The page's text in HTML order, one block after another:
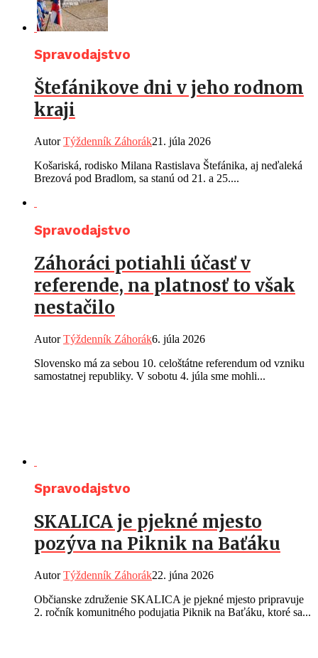
Spravodajstvo
Štefánikove dni v jeho rodnom
kraji
AutorTýždenník Záhorák21. júla 2026
Košariská, rodisko Milana Rastislava Štefánika, aj neďaleká
Brezová pod Bradlom, sa stanú od 21. a 25....
Spravodajstvo
Záhoráci potiahli účasť v
referende, na platnosť to však
nestačilo
AutorTýždenník Záhorák6. júla 2026
Slovensko má za sebou 10. celoštátne referendum od vzniku
samostatnej republiky. V sobotu 4. júla sme mohli...
Spravodajstvo
SKALICA je pjekné mjesto
pozýva na Piknik na Baťáku
AutorTýždenník Záhorák22. júna 2026
Občianske združenie SKALICA je pjekné mjesto pripravuje
2. ročník komunitného podujatia Piknik na Baťáku, ktoré sa...